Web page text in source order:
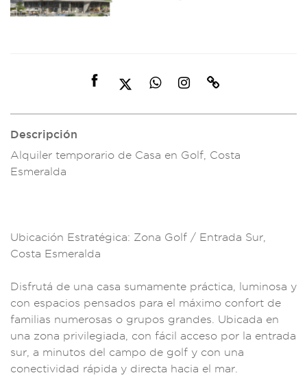
Descripción
Alquiler temporario de Casa en Golf, Costa
Esmeralda
Ubicación Estratégica: Zona Golf / Entrada Sur,
Costa Esmeralda
Disfrutá de una casa sumamente práctica, luminosa y
con espacios pensados para el máximo confort de
familias numerosas o grupos grandes. Ubicada en
una zona privilegiada, con fácil acceso por la entrada
sur, a minutos del campo de golf y con una
conectividad rápida y directa hacia el mar.